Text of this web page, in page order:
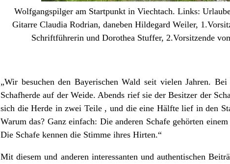
Wolfgangspilger am Startpunkt in Viechtach. Links:
Gitarre Claudia Rodrian, daneben Hildegard Weiler,
Schriftführerin und Dorothea Stuffer, 2.Vorsitzende
„Wir besuchen den Bayerischen Wald seit vielen Jahren.
Schafherde auf der Weide. Abends rief sie der Besitzer der
sich die Herde in zwei Teile , und die eine Hälfte lief in den
Warum das? Ganz einfach: Die anderen Schafe gehörten
Die Schafe kennen die Stimme ihres Hirten.“
Mit diesem und anderen interessanten und authentischen